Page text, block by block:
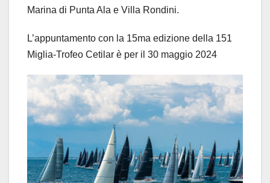
Marina di Punta Ala e Villa Rondini.
L’appuntamento con la 15ma edizione della 151
Miglia-Trofeo Cetilar è per il 30 maggio 2024